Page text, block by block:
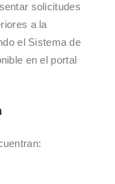
solicitudes
a la
el Sistema de
en el portal